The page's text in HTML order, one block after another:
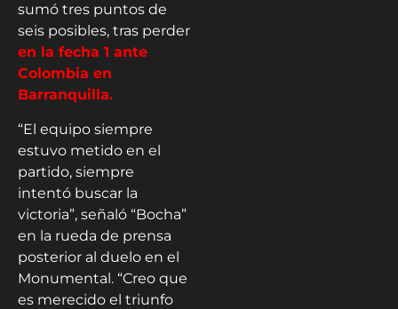
sumó tres puntos de
seis posibles, tras perder
en la fecha 1 ante
Colombia en
Barranquilla.
“El equipo siempre
estuvo metido en el
partido, siempre
intentó buscar la
victoria”, señaló “Bocha”
en la rueda de prensa
posterior al duelo en el
Monumental. “Creo que
es merecido el triunfo